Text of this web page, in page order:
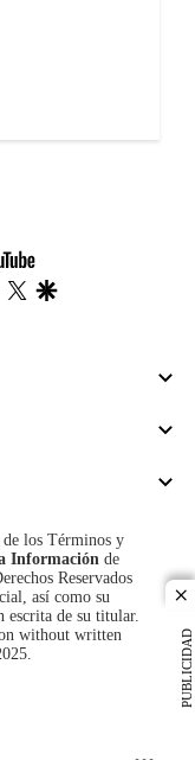
PUBLICIDAD
youtube-
footer
facebook
twitter
los Términos y
Información de
Reservados
así como su
escrita de su titular.
without written